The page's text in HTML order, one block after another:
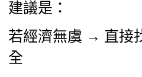
建議是：
若經濟無虞 → 直接
全